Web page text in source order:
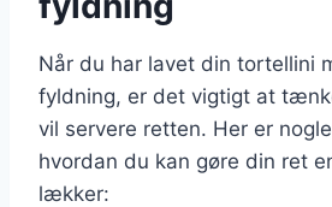
Når du har lavet din tortellini
fyldning, er det vigtigt at
vil servere retten. Her er
hvordan du kan gøre din ret
lækker: